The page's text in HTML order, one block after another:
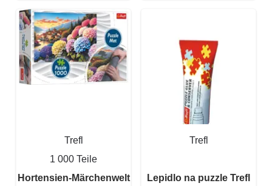
Trefl
1 000 Teile
Hortensien-Märchenwelt
Trefl
Lepidlo na puzzle Trefl